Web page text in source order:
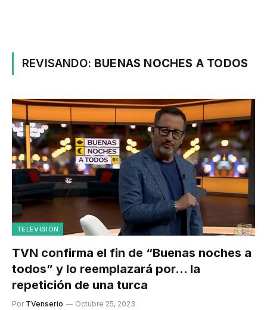
REVISANDO: BUENAS NOCHES A TODOS
TELEVISIÓN
TVN confirma el fin de “Buenas noches a
todos” y lo reemplazará por… la
repetición de una turca
Por TVenserio Octubre 25, 2023